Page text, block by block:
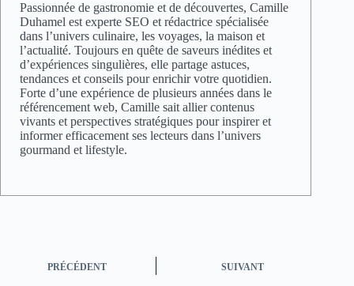
Passionnée de gastronomie et de découvertes, Camille
Duhamel est experte SEO et rédactrice spécialisée
dans l’univers culinaire, les voyages, la maison et
l’actualité. Toujours en quête de saveurs inédites et
d’expériences singulières, elle partage astuces,
tendances et conseils pour enrichir votre quotidien.
Forte d’une expérience de plusieurs années dans le
référencement web, Camille sait allier contenus
vivants et perspectives stratégiques pour inspirer et
informer efficacement ses lecteurs dans l’univers
gourmand et lifestyle.
PRÉCÉDENT SUIVANT